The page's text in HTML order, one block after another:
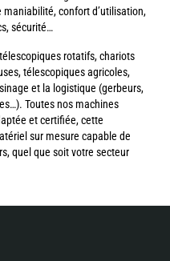
confort d’utilisation,
sécurité…
rotatifs, chariots
télescopiques agricoles,
et la logistique (gerbeurs,
Toutes nos machines
et certifiée, cette
sur mesure capable de
quel que soit votre secteur